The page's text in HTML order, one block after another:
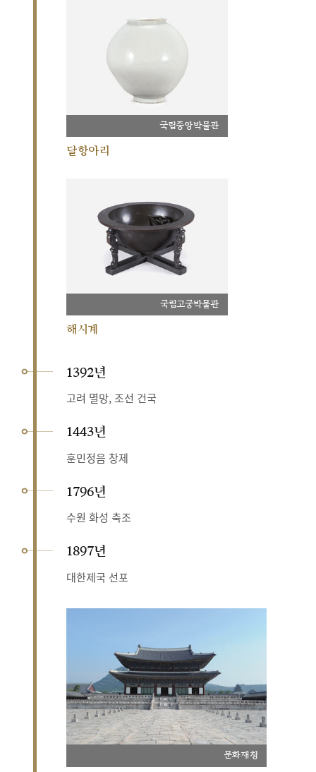
국립중앙박물관
달항아리
국립고궁박물관
해시계
1392년
고려 멸망, 조선 건국
1443년
훈민정음 창제
1796년
수원 화성 축조
1897년
대한제국 선포
문화재청